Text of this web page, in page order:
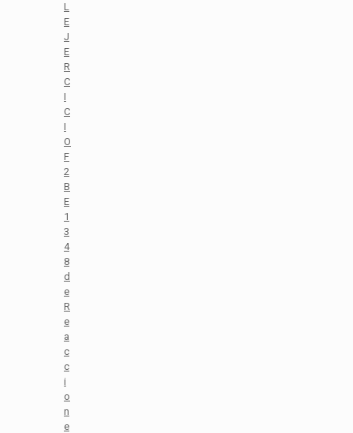
L
E
J
E
R
C
I
C
I
O
F
2
B
E
1
3
4
8
d
e
R
e
a
c
c
i
o
n
e